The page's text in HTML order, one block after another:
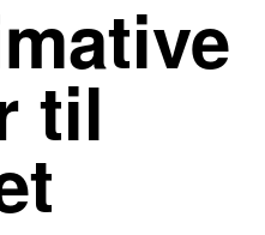
til